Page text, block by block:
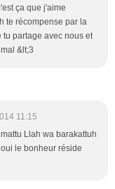
ça que j'aime
te récompense par la
partage avec nous et
&lt;3
11:15
Llah wa barakattuh
le bonheur réside